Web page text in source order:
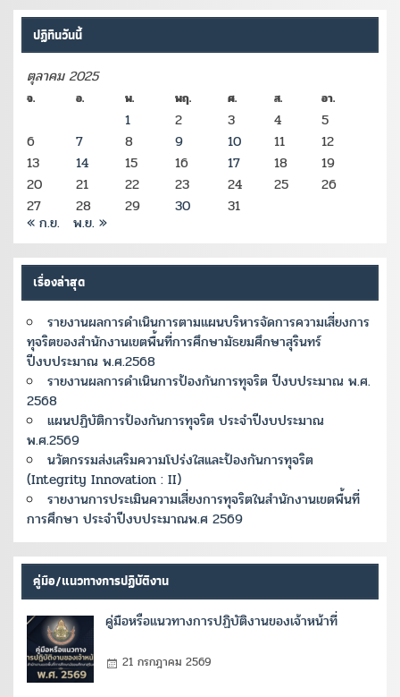
ปฏิทินวันนี้
ตุลาคม 2025
จ. อ. พ. พฤ. ศ. ส. อา.
1 2 3 4
5
6
7 8 9 10 11
12
13
14 15 16 17 18
19
20
21 22 23 24 25
26
27
28 29 30 31
« ก.ย. พ.ย. »
เรื่องล่าสุด
รายงานผลการดำเนินการตามแผนบริหารจัดการความเสี่ยงการ
ทุจริตของสำนักงานเขตพื้นที่การศึกษามัธยมศึกษาสุรินทร์
ปีงบประมาณ พ.ศ.2568
รายงานผลการดำเนินการป้องกันการทุจริต ปีงบประมาณ พ.ศ.
2568
แผนปฏิบัติการป้องกันการทุจริต ประจำปีงบประมาณ
พ.ศ.2569
นวัตกรรมส่งเสริมความโปร่งใสและป้องกันการทุจริต
(Integrity Innovation : II)
รายงานการประเมินความเสี่ยงการทุจริตในสำนักงานเขตพื้นที่
การศึกษา ประจำปีงบประมาณพ.ศ 2569
คู่มือ/แนวทางการปฏิบัติงาน
คู่มือหรือแนวทางการปฏิบัติงานของเจ้าหน้าที่
21 กรกฎาคม 2569